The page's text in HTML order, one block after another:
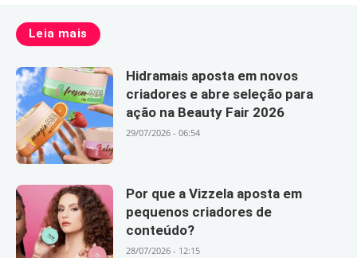
Leia mais
Hidramais aposta em novos
criadores e abre seleção para
ação na Beauty Fair 2026
29/07/2026 - 06:54
Por que a Vizzela aposta em
pequenos criadores de
conteúdo?
28/07/2026 - 12:15